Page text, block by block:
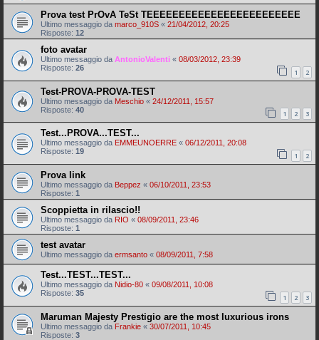
Prova test PrOvA TeSt TEEEEEEEEEEEEEEEEEEEEEEEE
Ultimo messaggio da marco_910S « 21/04/2012, 20:25
Risposte: 12
foto avatar
Ultimo messaggio da AntonioValenti « 08/03/2012, 23:39
Risposte: 26 1 2
Test-PROVA-PROVA-TEST
Ultimo messaggio da Meschio « 24/12/2011, 15:57
Risposte: 40 1 2 3
Test...PROVA...TEST...
Ultimo messaggio da EMMEUNOERRE « 06/12/2011, 20:08
Risposte: 19 1 2
Prova link
Ultimo messaggio da Beppez « 06/10/2011, 23:53
Risposte: 1
Scoppietta in rilascio!!
Ultimo messaggio da RIO « 08/09/2011, 23:46
Risposte: 1
test avatar
Ultimo messaggio da ermsanto « 08/09/2011, 7:58
Test...TEST...TEST...
Ultimo messaggio da Nidio-80 « 09/08/2011, 10:08
Risposte: 35 1 2 3
Maruman Majesty Prestigio are the most luxurious irons
Ultimo messaggio da Frankie « 30/07/2011, 10:45
Risposte: 3